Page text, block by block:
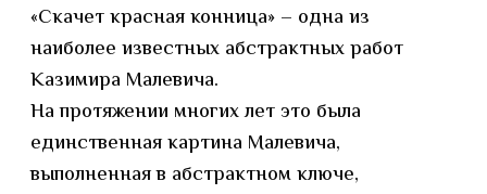
«Скачет красная конница» – одна из
наиболее известных абстрактных работ
Казимира Малевича.
На протяжении многих лет это была
единственная картина Малевича,
выполненная в абстрактном ключе,